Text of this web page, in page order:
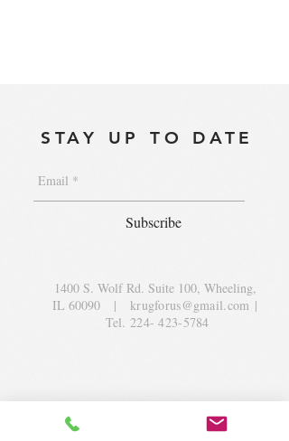
STAY UP TO DATE
Subscribe
1400 S. Wolf Rd. Suite 100, Wheeling,
IL 60090 |krugforus@gmail.com |
Tel.224- 423-5784